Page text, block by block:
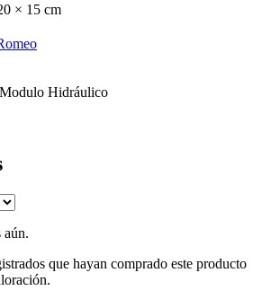
× 15 cm
Hidráulico
aún.
que hayan comprado este producto